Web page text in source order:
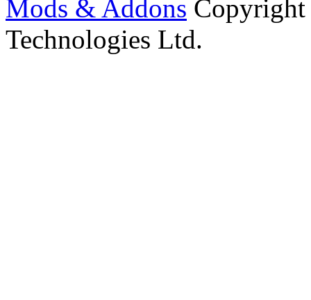
Mods & Addons
Technologies Ltd.